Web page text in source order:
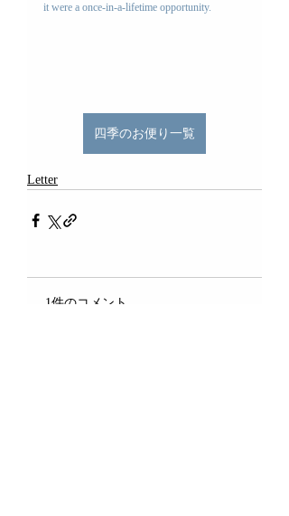
it were a once-in-a-lifetime opportunity.
四季のお便り一覧
Letter
1件のコメント